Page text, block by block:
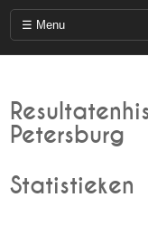
Petersburg
Statistieken